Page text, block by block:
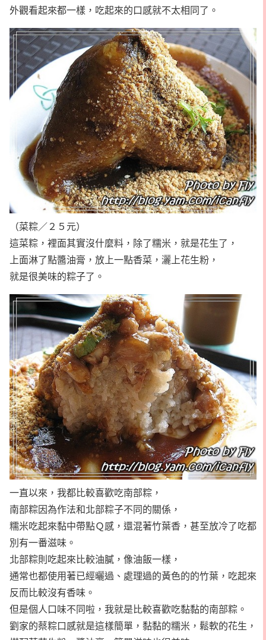
外觀看起來都一樣，吃起來的口感就不太相同了。
（菜粽／２５元）
這菜粽，裡面其實沒什麼料，除了糯米，就是花生了，
上面淋了點醬油膏，放上一點香菜，灑上花生粉，
就是很美味的粽子了。
一直以來，我都比較喜歡吃南部粽，
南部粽因為作法和北部粽子不同的關係，
糯米吃起來黏中帶點Ｑ感，還混著竹葉香，甚至放冷了吃都
別有一番滋味。
北部粽則吃起來比較油膩，像油飯一樣，
通常也都使用著已經曬過、處理過的黃色的的竹葉，吃起來
反而比較沒有香味。
但是個人口味不同啦，我就是比較喜歡吃黏黏的南部粽。
劉家的蔡粽口感就是這樣簡單，黏黏的糯米，鬆軟的花生，